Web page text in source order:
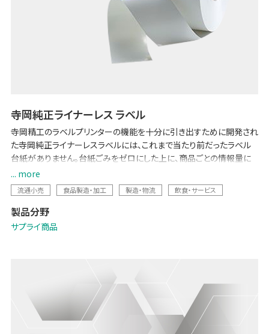
寺岡純正ライナーレス ラベル
寺岡精工のラベルプリンターの機能を十分に引き出すために開発され
た寺岡純正ライナーレスラベルには、これまで当たり前だったラベル
台紙がありません。台紙ごみをゼロにした上に、商品ごとの情報量に
応じてラベルの長さを最小限に自動調整するため、「台紙ごみ削減に
よる環境負荷低減」と「コスト削減・効率化」を両立します。
... more
流通小売 食品製造・加工 製造・物流 飲食・サービス
製品分野
サプライ商品